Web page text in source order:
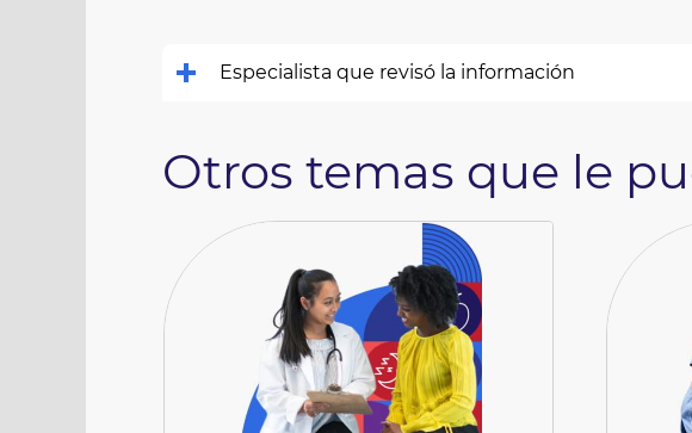
Especialista que revisó la información
Otros temas que le